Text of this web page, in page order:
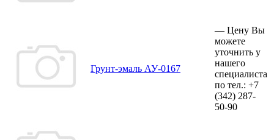
Грунт-эмаль АУ-0167
— Цену Вы
можете
уточнить у
нашего
специалиста
по тел.: +7
(342) 287-
50-90